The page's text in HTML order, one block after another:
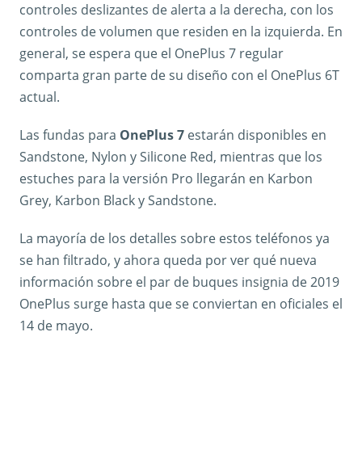
controles deslizantes de alerta a la derecha, con los
controles de volumen que residen en la izquierda. En
general, se espera que el OnePlus 7 regular
comparta gran parte de su diseño con el OnePlus 6T
actual.
Las fundas para OnePlus 7 estarán disponibles en
Sandstone, Nylon y Silicone Red, mientras que los
estuches para la versión Pro llegarán en Karbon
Grey, Karbon Black y Sandstone.
La mayoría de los detalles sobre estos teléfonos ya
se han filtrado, y ahora queda por ver qué nueva
información sobre el par de buques insignia de 2019
OnePlus surge hasta que se conviertan en oficiales el
14 de mayo.